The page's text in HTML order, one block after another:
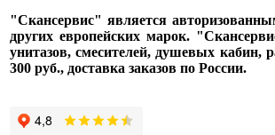
"Скансервис" является
других европейских марок.
унитазов, смесителей, душевых кабин,
300 руб., доставка заказов по России.